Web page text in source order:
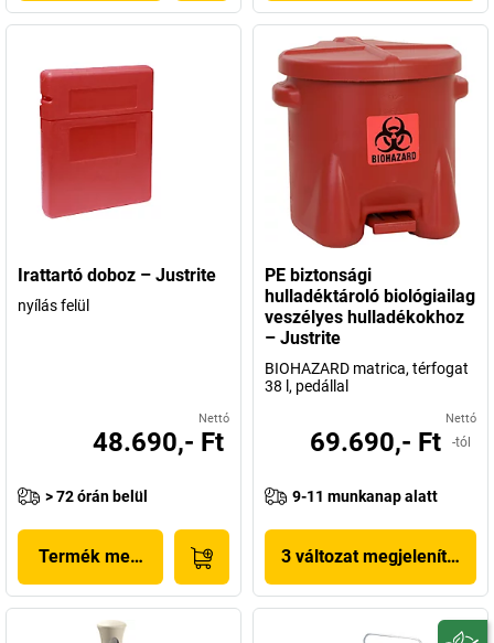
Irattartó doboz – Justrite
nyílás felül
Nettó
48.690,- Ft
> 72 órán belül
Termék megjelenítése
PE biztonsági
hulladéktároló biológiailag
veszélyes hulladékokhoz
– Justrite
BIOHAZARD matrica, térfogat
38 l, pedállal
Nettó
69.690,- Ft -tól
9-11 munkanap alatt
3 változat megjelenítése